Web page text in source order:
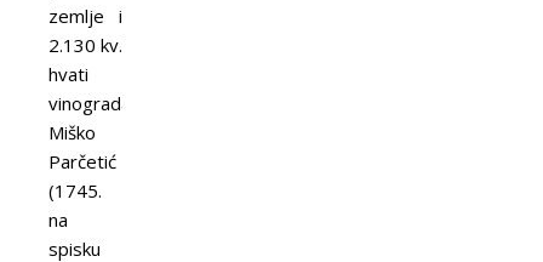
zemlje i
2.130 kv.
hvati
vinograda),
Miško
Parčetić
(1745.
na
spisku